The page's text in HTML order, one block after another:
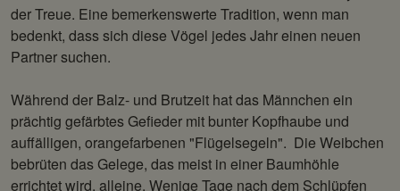
der Treue. Eine bemerkenswerte Tradition, wenn man
bedenkt, dass sich diese Vögel jedes Jahr einen neuen
Partner suchen.
Während der Balz- und Brutzeit hat das Männchen ein
prächtig gefärbtes Gefieder mit bunter Kopfhaube und
auffälligen, orangefarbenen "Flügelsegeln". Die Weibchen
bebrüten das Gelege, das meist in einer Baumhöhle
errichtet wird, alleine. Wenige Tage nach dem Schlüpfen